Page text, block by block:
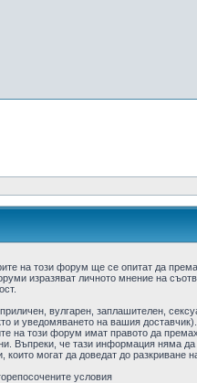
на този форум ще се опитат да
изразяват личното мнение на
вулгарен, заплашителен,
и уведомяването на вашия
на този форум имат правото да
Въпреки, че тази информация няма
които могат да доведат до разкриване
условия